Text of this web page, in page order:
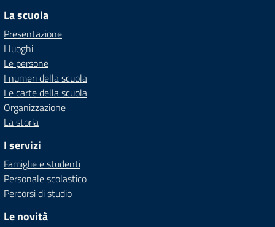
La scuola
Presentazione
I luoghi
Le persone
I numeri della scuola
Le carte della scuola
Organizzazione
La storia
I servizi
Famiglie e studenti
Personale scolastico
Percorsi di studio
Le novità